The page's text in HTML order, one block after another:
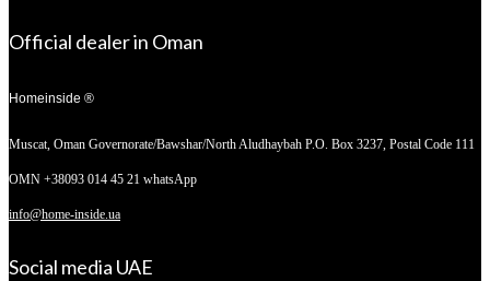
Official dealer in Oman
Homeinside ®
Muscat, Oman Governorate/Bawshar/North Aludhaybah P.O. Box 3237, Postal Code 111
OMN +38093 014 45 21 whatsApp
info@home-inside.ua
Social media UAE